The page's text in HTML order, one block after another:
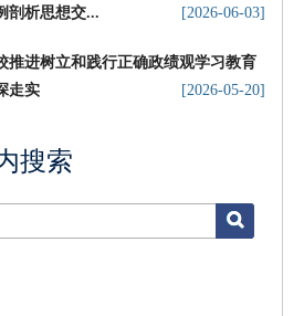
剖析思想交...
[2026-06-03]
推进树立和践行正确政绩观学习教育
走实
[2026-05-20]
搜索